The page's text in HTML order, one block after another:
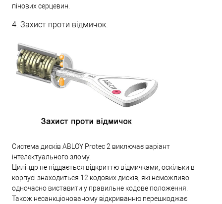
пінових серцевин.
4. Захист проти відмичок.
Система дисків ABLOY Protec 2 виключає варіант
інтелектуального злому.
Циліндр не піддається відкриттю відмичками, оскільки в
корпусі знаходиться 12 кодових дисків, які неможливо
одночасно виставити у правильне кодове положення.
Також несанкціонованому відкриванню перешкоджає